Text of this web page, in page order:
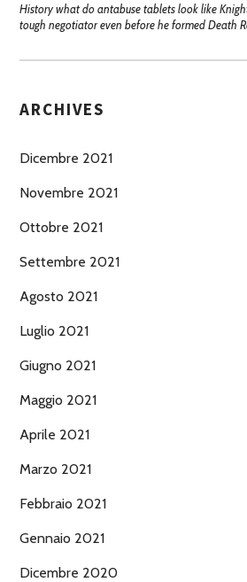
History what do antabuse tablets look like
tough negotiator even before he formed Death
ARCHIVES
Dicembre 2021
Novembre 2021
Ottobre 2021
Settembre 2021
Agosto 2021
Luglio 2021
Giugno 2021
Maggio 2021
Aprile 2021
Marzo 2021
Febbraio 2021
Gennaio 2021
Dicembre 2020